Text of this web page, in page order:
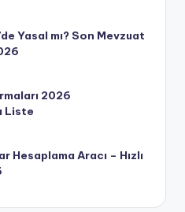
Yasal mı? Son Mevzuat
2026
Liste
Hesaplama Aracı – Hızlı